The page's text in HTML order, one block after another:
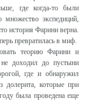
где когда-то были
экспедиций,
история Фарини верна.
превратилась в миф.
теорию Фарини и
доходил до пустыни
где и обнаружил
долерита, которые при
была проведена еще